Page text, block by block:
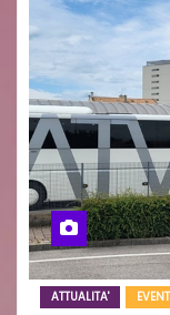
ATTUALITA'